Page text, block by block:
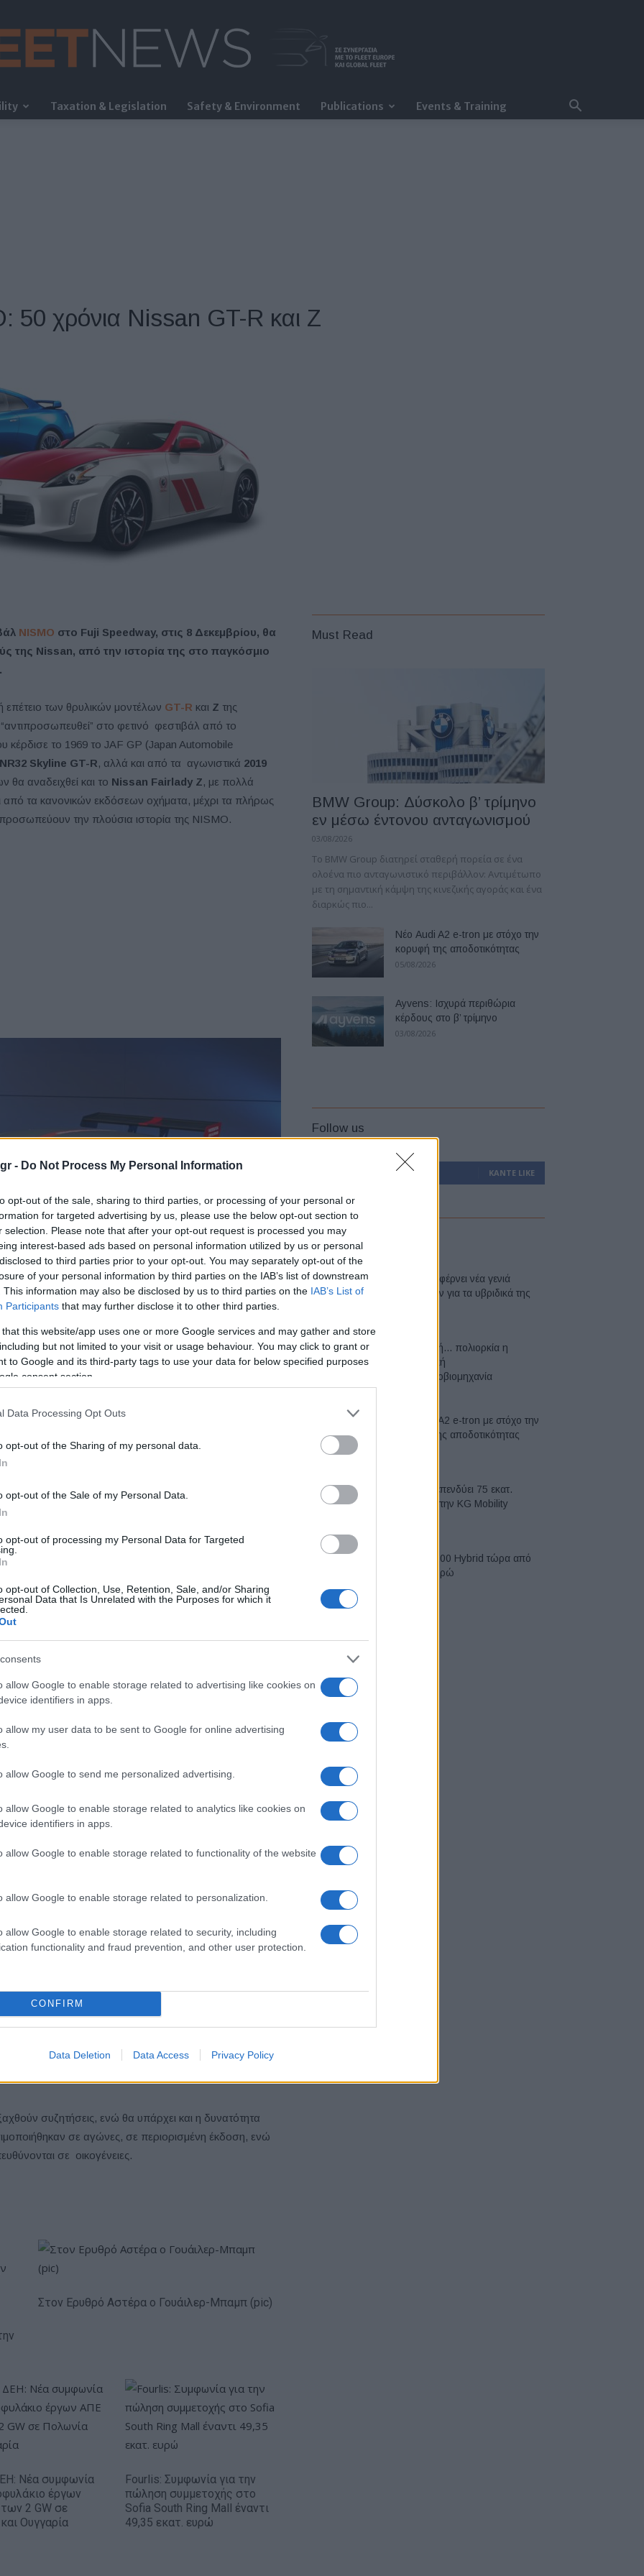
- Do Not Process My Personal Information
opt-out of the sale, sharing to third parties, or processing of your personal or
for targeted advertising by us, please use the below opt-out section to
selection. Please note that after your opt-out request is processed you may
interest-based ads based on personal information utilized by us or personal
to third parties prior to your opt-out. You may separately opt-out of the
of your personal information by third parties on the IAB’s list of downstream
This information may also be disclosed by us to third parties on the IAB’s List of
Participants that may further disclose it to other third parties.
that this website/app uses one or more Google services and may gather and store
but not limited to your visit or usage behaviour. You may click to grant or
to Google and its third-party tags to use your data for below specified purposes
consent section.
Data Processing Opt Outs
opt-out of the Sharing of my personal data.
opt-out of the Sale of my Personal Data.
opt-out of processing my Personal Data for Targeted
opt-out of Collection, Use, Retention, Sale, and/or Sharing
Data that Is Unrelated with the Purposes for which it
allow Google to enable storage related to advertising like cookies on
identifiers in apps.
allow my user data to be sent to Google for online advertising
allow Google to send me personalized advertising.
allow Google to enable storage related to analytics like cookies on
identifiers in apps.
allow Google to enable storage related to functionality of the website
allow Google to enable storage related to personalization.
allow Google to enable storage related to security, including
functionality and fraud prevention, and other user protection.
CONFIRM
Data Deletion Data Access Privacy Policy
FleetNews
Taxation & Legislation Safety & Environment Publications Events & Training
50 χρόνια Nissan GT-R και Ζ
NISMO στο Fuji Speedway, στις 8 Δεκεμβρίου, θα
της Nissan, από την ιστορία της στο παγκόσμιο
επέτειο των θρυλικών μοντέλων GT-R και Z της
στο φετινό φεστιβάλ από το
κέρδισε το 1969 το JAF GP (Japan Automobile
Skyline GT-R, αλλά και από τα αγωνιστικά 2019
θα αναδειχθεί και το Nissan Fairlady Z, με πολλά
από τα κανονικών εκδόσεων οχήματα, μέχρι τα πλήρως
την πλούσια ιστορία της NISMO.
και ενσωματώνονται τα αυτοκίνητα στην
αγωνιστικά
εμπνευσμένη από το κιμονό.
δυνατότητα να βιώσουν μια συναρπαστική εμπειρία
να περιηγηθούν σε έναν χώρο στάθμευσης περιζήτητων
έφεραν το βραβευμένο GT-R ή Z τους, προκειμένου να
της Nissan. Οι επισκέπτες όλων των ηλικιών,
την ισχύ και το πάθος που “αποπνέει” η Nissan και
με μεγάλη προσοχή”, δήλωσε ο πρόεδρος
τις εμπορικές δραστηριότητες της εταιρείας. “Ελπίζω
τους διευθυντές και το προσωπικό των αγωνιστικών
τον καλύτερο εαυτό τους για μια απολαυστική
συζητήσεις, ενώ θα υπάρχει και η δυνατότητα
σε αγώνες, σε περιορισμένη έκδοση, ενώ
σε οικογένειες.
Στον Ερυθρό Αστέρα ο Γουάιλερ-Μπαμπ (pic)
Νέα συμφωνία
έργων
2 GW σε
Ουγγαρία
Fourlis: Συμφωνία για την
πώληση συμμετοχής στο
Sofia South Ring Mall έναντι
49,35 εκατ. ευρώ
Must Read
BMW Group: Δύσκολο β’ τρίμηνο
εν μέσω έντονου ανταγωνισμού
03/08/2026
Το BMW Group διατηρεί σταθερή πορεία σε ένα
ολοένα πιο ανταγωνιστικό περιβάλλον: Αντιμέτωπο
με τη σημαντική κάμψη της κινεζικής αγοράς και ένα
διαρκώς πιο...
Νέο Audi A2 e-tron με στόχο την
κορυφή της αποδοτικότητας
05/08/2026
Ayvens: Iσχυρά περιθώρια
κέρδους στο β’ τρίμηνο
03/08/2026
Follow us
Υποστηρικτές ΚΆΝΤΕ LIKE
Latest
Η Toyota φέρνει νέα γενιά
μπαταριών για τα υβριδικά της
Σε κινεζική… πολιορκία η
ευρωπαϊκή
αυτοκινητοβιομηχανία
Νέο Audi A2 e-tron με στόχο την
κορυφή της αποδοτικότητας
Η Chery επενδύει 75 εκατ.
δολάρια στην KG Mobility
Το FIAT 500 Hybrid τώρα από
18.990 ευρώ